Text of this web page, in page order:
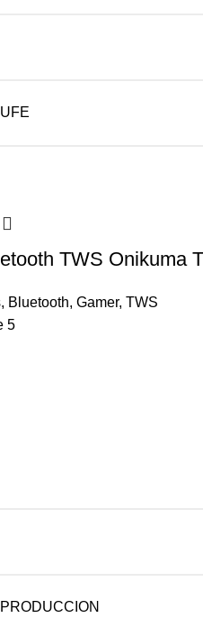
TWS Onikuma
, Bluetooth, Gamer, TWS
5